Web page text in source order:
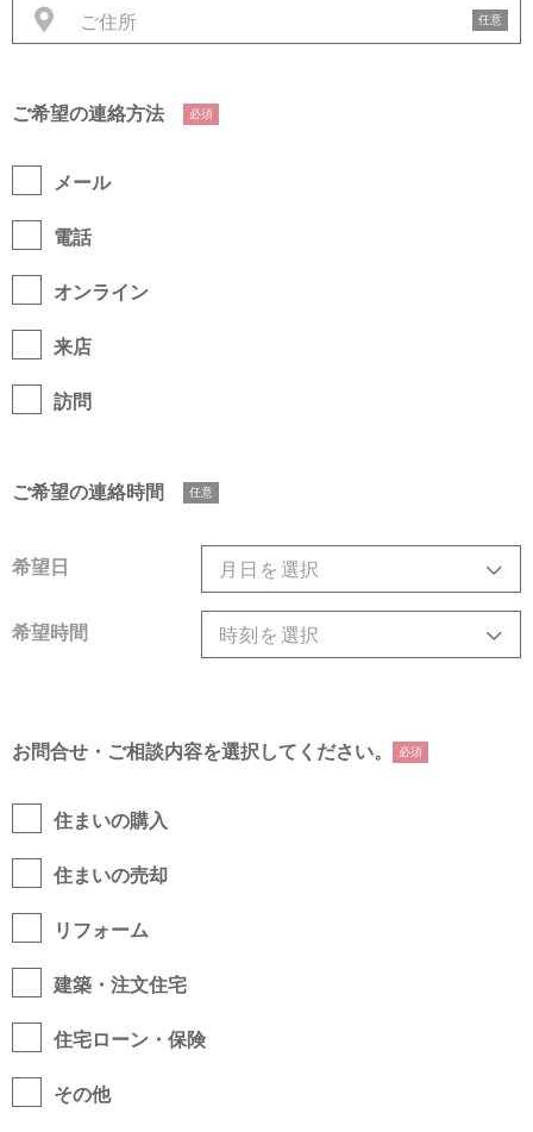
任意
ご希望の連絡方法 必須
メール
電話
オンライン
来店
訪問
ご希望の連絡時間 任意
希望日
希望時間
お問合せ・ご相談内容を選択してください。 必須
住まいの購入
住まいの売却
リフォーム
建築・注文住宅
住宅ローン・保険
その他